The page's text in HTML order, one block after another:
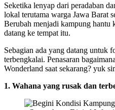
Seketika lenyap dari peradaban
lokal terutama warga Jawa Barat
Berubah menjadi kampung hantu
datang ke tempat itu.
Sebagian ada yang datang untuk
terbengkalai. Penasaran
Wonderland saat sekarang? yuk
1. Wahana yang rusak dan